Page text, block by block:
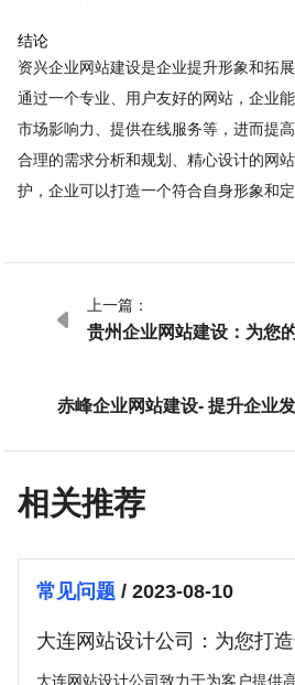
结论
资兴企业网站建设是企业提升形象和拓
通过一个专业、用户友好的网站，企业
市场影响力、提供在线服务等，进而提
合理的需求分析和规划、精心设计的网
护，企业可以打造一个符合自身形象和定

上一篇：
贵州企业网站建设：为您
赤峰企业网站建设- 提升企业
相关推荐
常见问题/ 2023-08-10
大连网站设计公司：为您打
务
大连网站设计公司致力于为客户提供